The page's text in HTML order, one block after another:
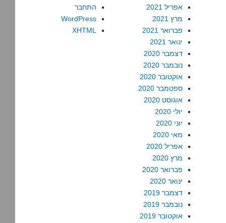
אפריל 2021
מרץ 2021
פברואר 2021
ינואר 2021
דצמבר 2020
נובמבר 2020
אוקטובר 2020
ספטמבר 2020
אוגוסט 2020
יולי 2020
יוני 2020
מאי 2020
אפריל 2020
מרץ 2020
פברואר 2020
ינואר 2020
דצמבר 2019
נובמבר 2019
אוקטובר 2019
התחבר
WordPress
XHTML